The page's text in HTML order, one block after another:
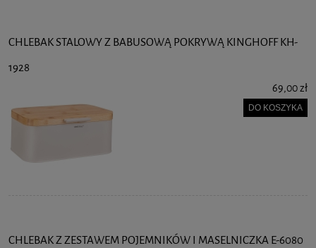
CHLEBAK STALOWY Z BABUSOWĄ POKRYWĄ KINGHOFF KH-
1928
69,00 zł
DO KOSZYKA
CHLEBAK Z ZESTAWEM POJEMNIKÓW I MASELNICZKA E-6080